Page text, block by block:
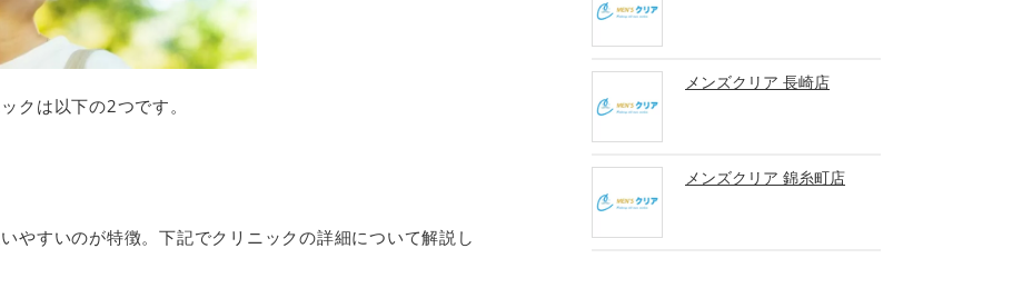
クは以下の2つです。
やすいのが特徴。下記でクリニックの詳細について解説し
メンズクリア 長崎店
メンズクリア 錦糸町店